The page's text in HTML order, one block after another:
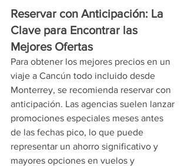
Reservar con Anticipación: La
Clave para Encontrar las
Mejores Ofertas
Para obtener los mejores precios en un
viaje a Cancún todo incluido desde
Monterrey, se recomienda reservar con
anticipación. Las agencias suelen lanzar
promociones especiales meses antes
de las fechas pico, lo que puede
representar un ahorro significativo y
mayores opciones en vuelos y